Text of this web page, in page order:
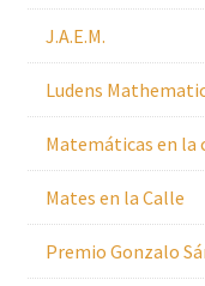
J.A.E.M.
Ludens
Matemáticas en la
Mates en la Calle
Premio Gonzalo